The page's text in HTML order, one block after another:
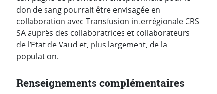
don de sang pourrait être envisagée en
collaboration avec Transfusion interrégionale CRS
SA auprès des collaboratrices et collaborateurs
de l’Etat de Vaud et, plus largement, de la
population.
Renseignements complémentaires